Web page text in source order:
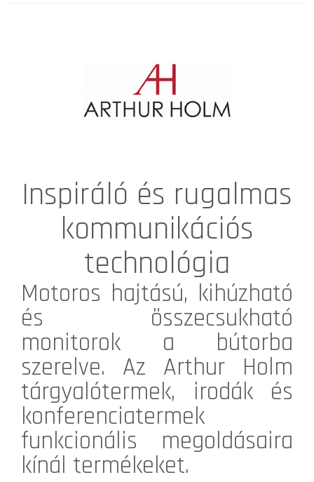
Inspiráló és rugalmas
kommunikációs
technológia
Motoros hajtású, kihúzható
és összecsukható
monitorok a bútorba
szerelve. Az Arthur Holm
tárgyalótermek, irodák és
konferenciatermek
funkcionális megoldásaira
kínál termékeket.